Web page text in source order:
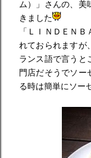
ム）」さんの、美
きました
「ＬＩＮＤＥＮ
れておられますが
ランス語で言うと
門店だそうでソー
る時は簡単にソー